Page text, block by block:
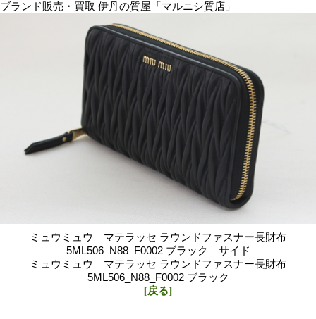
ブランド販売・買取 伊丹の質屋「マルニシ質店」
ミュウミュウ マテラッセ ラウンドファスナー長財布
5ML506_N88_F0002 ブラック サイド
ミュウミュウ マテラッセ ラウンドファスナー長財布
5ML506_N88_F0002 ブラック
[戻る]